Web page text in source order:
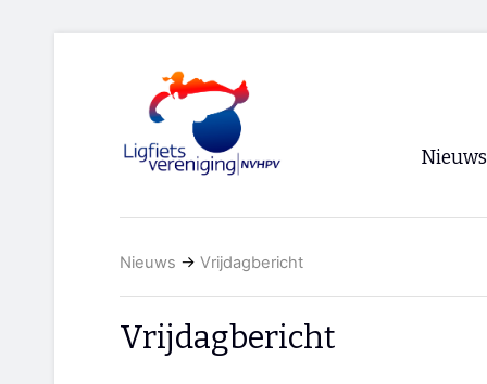
Nieuws
Nieuws → Vrijdagbericht
Vrijdagbericht